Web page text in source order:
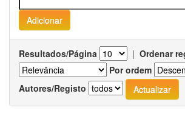
Resultados/Página | Ordenar
Por ordem
Autores/Registo